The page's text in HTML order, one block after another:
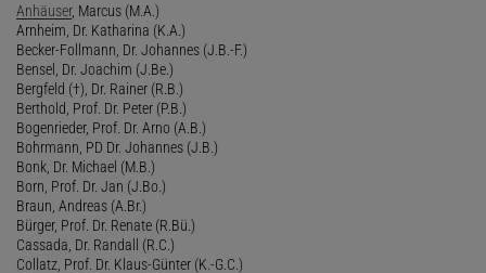
Anhäuser, Marcus (M.A.)
Arnheim, Dr. Katharina (K.A.)
Becker-Follmann, Dr. Johannes (J.B.-F.)
Bensel, Dr. Joachim (J.Be.)
Bergfeld (†), Dr. Rainer (R.B.)
Berthold, Prof. Dr. Peter (P.B.)
Bogenrieder, Prof. Dr. Arno (A.B.)
Bohrmann, PD Dr. Johannes (J.B.)
Bonk, Dr. Michael (M.B.)
Born, Prof. Dr. Jan (J.Bo.)
Braun, Andreas (A.Br.)
Bürger, Prof. Dr. Renate (R.Bü.)
Cassada, Dr. Randall (R.C.)
Collatz, Prof. Dr. Klaus-Günter (K.-G.C.)